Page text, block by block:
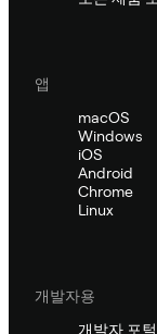
앱
macOS
Windows
iOS
Android
Chrome
Linux
개발자용
개발자 포털